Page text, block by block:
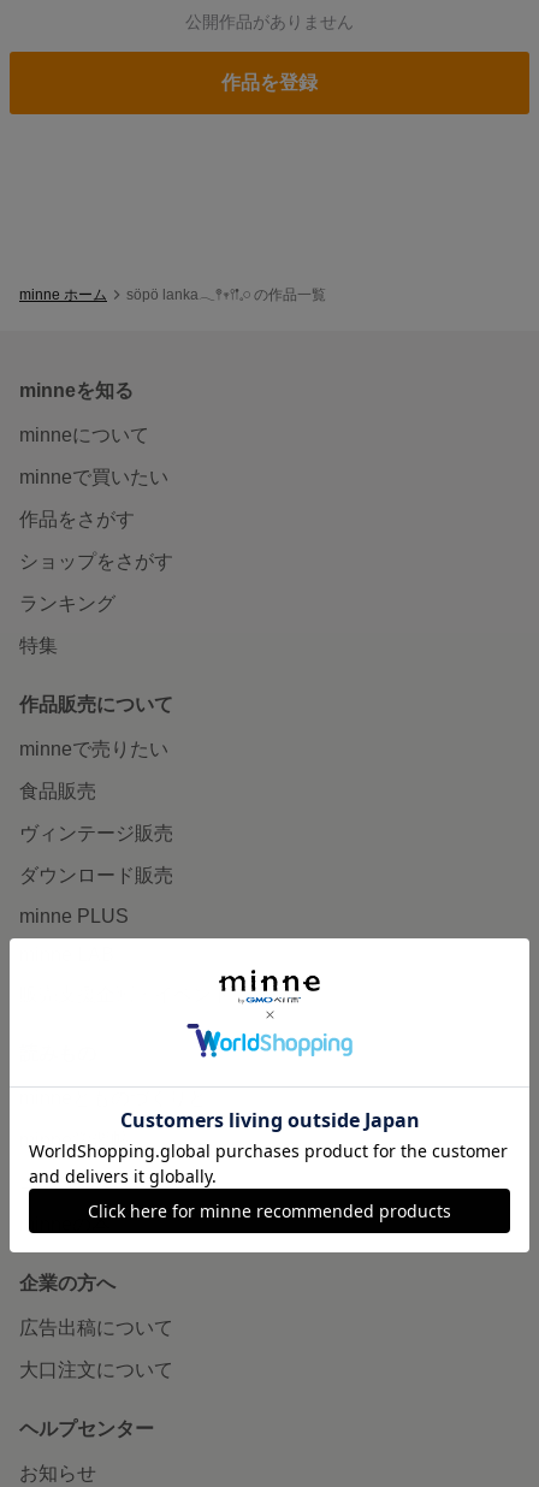
公開作品がありません
作品を登録
minne ホーム söpö lanka𓂃𖤣𖥧𖥣𖡡𓈒𓏸 の作品一覧
minneを知る
minneについて
minneで買いたい
作品をさがす
ショップをさがす
ランキング
特集
作品販売について
minneで売りたい
食品販売
ヴィンテージ販売
ダウンロード販売
minne PLUS
販売支援企画・イベント
minne学習帖
ニュース
minneの本
企業の方へ
広告出稿について
大口注文について
ヘルプセンター
お知らせ